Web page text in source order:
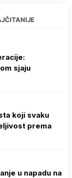
sjaju
koji svaku
prema
u napadu na